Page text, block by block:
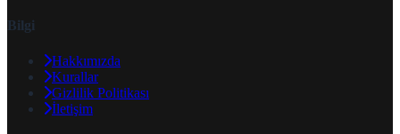
Bilgi
Hakkımızda
Kurallar
Gizlilik Politikası
İletişim